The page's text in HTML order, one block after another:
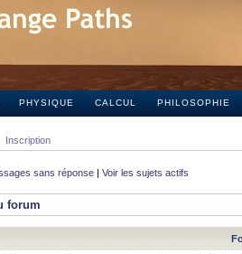
PHYSIQUE CALCUL PHILOSOPHIE
Inscription
sans réponse | Voir les sujets actifs
forum